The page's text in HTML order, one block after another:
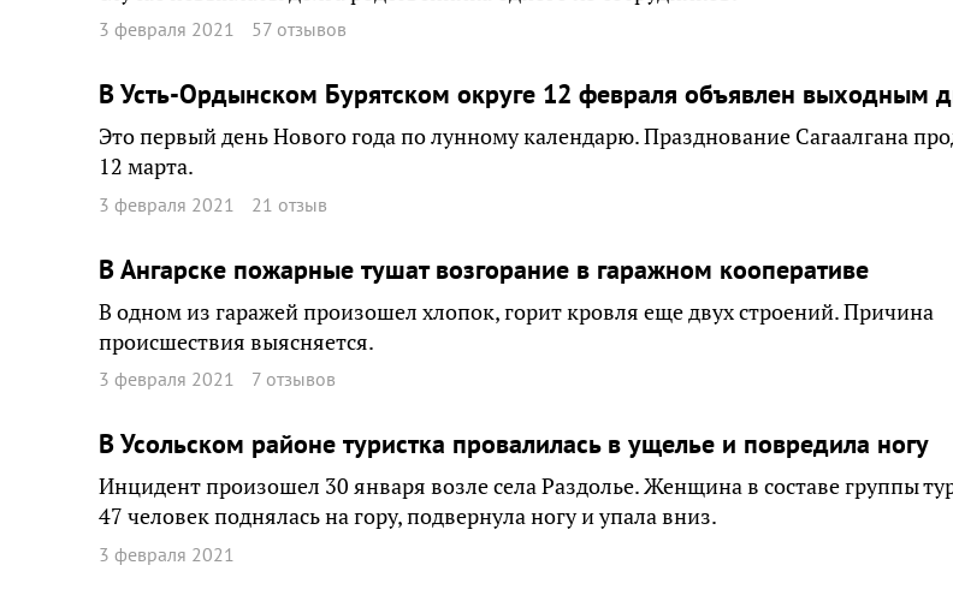
3 февраля 2021 57 отзывов
В Усть-Ордынском Бурятском округе 12 февраля объявлен выходным
Это первый день Нового года по лунному календарю. Празднование Сагаалгана
12 марта.
3 февраля 2021 21 отзыв
В Ангарске пожарные тушат возгорание в гаражном кооперативе
В одном из гаражей произошел хлопок, горит кровля еще двух строений. Причина
происшествия выясняется.
3 февраля 2021 7 отзывов
В Усольском районе туристка провалилась в ущелье и повредила ногу
Инцидент произошел 30 января возле села Раздолье. Женщина в составе группы
47 человек поднялась на гору, подвернула ногу и упала вниз.
3 февраля 2021